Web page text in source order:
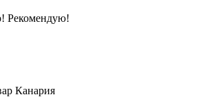
Рекомендую!
Канария